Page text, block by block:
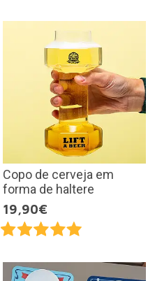
Copo de cerveja em
forma de haltere
19,90€